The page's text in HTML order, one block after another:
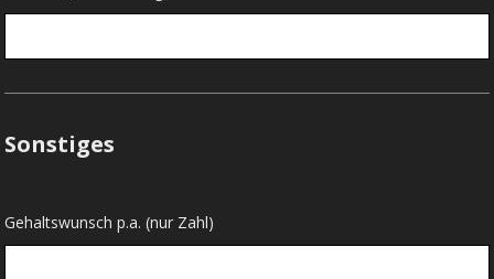
Sonstiges
Gehaltswunsch p.a. (nur Zahl)